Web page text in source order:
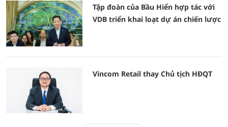
Tập đoàn của Bầu Hiển hợp tác với
VDB triển khai loạt dự án chiến lược
Vincom Retail thay Chủ tịch HĐQT